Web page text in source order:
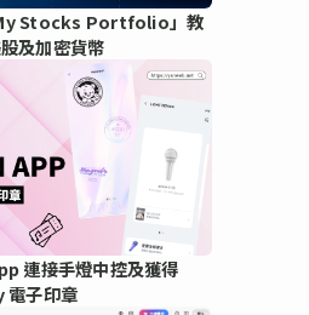
Stocks Portfolio」教
及加密貨幣
連接手燈中控及獲得
子印章